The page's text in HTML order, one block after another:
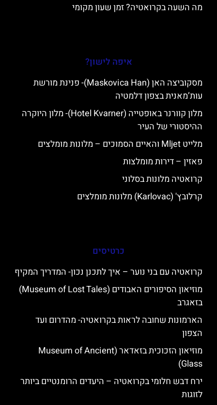
מה השעה בקרואטיה? זמן שעון מקומי
איפה לישון?
מסקוביצה האן (Maskovica Han)- פנינת מורשת
עות’מאנית בצפון דלמטיה
מלון קוורנר באופטייה (Hotel Kvarner)- מלון היוקרה
ההיסטורי של העיר
מלייט Mljet והאיים הסמוכים – מלונות מומלצים
פאזין – דירות מומלצות
קרואטיה מלונות בסלוני
קרלובץ' (Karlovac) מלונות מומלצים
כרטיסים
קרואטיה עם בני נוער – איך לתכנן נכון- המדריך המקיף
מוזיאון הסיפורים האבודים (Museum of Lost Tales)
בזאגרב
הארמונות שחובה לראות בקרואטיה- מהדרום ועד
הצפון
מוזיאון הזכוכית בזאדאר (Museum of Ancient
Glass)
ירח דבש חלומי בקרואטיה – היעדים הרומנטיים ביותר
לזוגות